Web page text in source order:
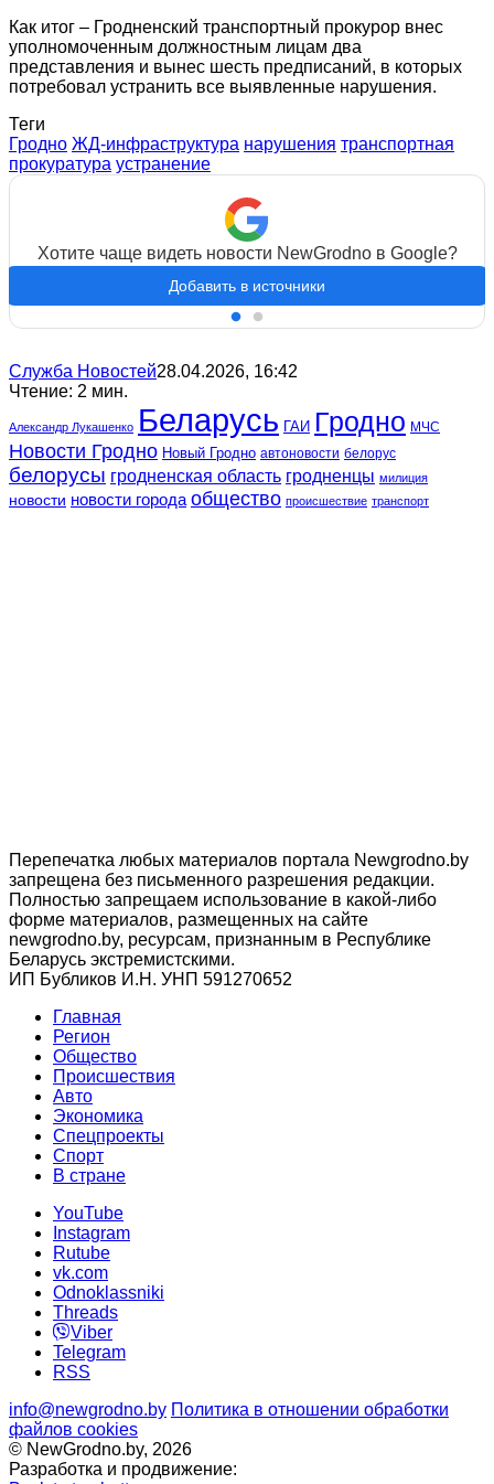
Как итог – Гродненский транспортный прокурор внес
уполномоченным должностным лицам два
представления и вынес шесть предписаний, в которых
потребовал устранить все выявленные нарушения.
Теги
Гродно ЖД-инфраструктура нарушения транспортная
прокуратура устранение
Хотите чаще видеть новости NewGrodno в Google?
Добавить в источники
Служба Новостей28.04.2026, 16:42
Чтение: 2 мин.
Александр Лукашенко Беларусь ГАИ Гродно МЧС
Новости Гродно Новый Гродно автоновости белорус
белорусы гродненская область гродненцы милиция
новости новости города общество происшествие транспорт
Перепечатка любых материалов портала Newgrodno.by
запрещена без письменного разрешения редакции.
Полностью запрещаем использование в какой-либо
форме материалов, размещенных на сайте
newgrodno.by, ресурсам, признанным в Республике
Беларусь экстремистскими.
ИП Бубликов И.Н. УНП 591270652
Главная
Регион
Общество
Происшествия
Авто
Экономика
Спецпроекты
Cпорт
В стране
YouTube
Instagram
Rutube
vk.com
Odnoklassniki
Threads
Viber
Telegram
RSS
info@newgrodno.by Политика в отношении обработки
файлов cookies
© NewGrodno.by, 2026
Разработка и продвижение: